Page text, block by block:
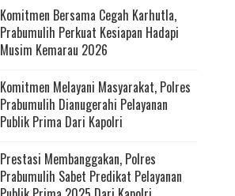
Komitmen Bersama Cegah Karhutla,
Prabumulih Perkuat Kesiapan Hadapi
Musim Kemarau 2026
Komitmen Melayani Masyarakat, Polres
Prabumulih Dianugerahi Pelayanan
Publik Prima Dari Kapolri
Prestasi Membanggakan, Polres
Prabumulih Sabet Predikat Pelayanan